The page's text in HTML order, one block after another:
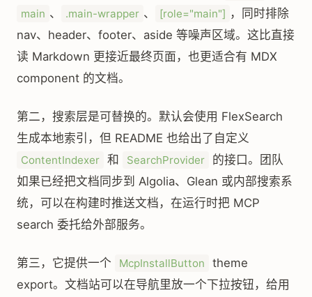
main 、 .main-wrapper 、 [role="main"] ，同时排除
nav、header、footer、aside 等噪声区域。这比直接
读 Markdown 更接近最终页面，也更适合有 MDX
component 的文档。
第二，搜索层是可替换的。默认会使用 FlexSearch
生成本地索引，但 README 也给出了自定义
ContentIndexer 和 SearchProvider
的接口。团队
如果已经把文档同步到 Algolia、Glean 或内部搜索系
统，可以在构建时推送文档，在运行时把 MCP
search 委托给外部服务。
第三，它提供一个 McpInstallButton
theme
export。文档站可以在导航里放一个下拉按钮，给用